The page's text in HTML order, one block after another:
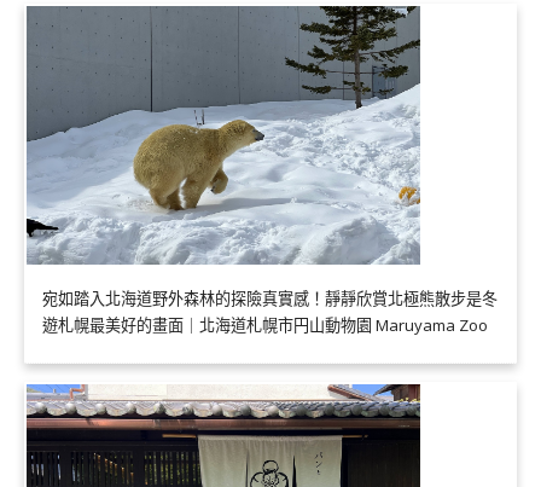
宛如踏入北海道野外森林的探險真實感！靜靜欣賞北極熊散步是冬
遊札幌最美好的畫面｜北海道札幌市円山動物園 Maruyama Zoo